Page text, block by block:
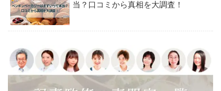
当？口コミから真相を大調査！